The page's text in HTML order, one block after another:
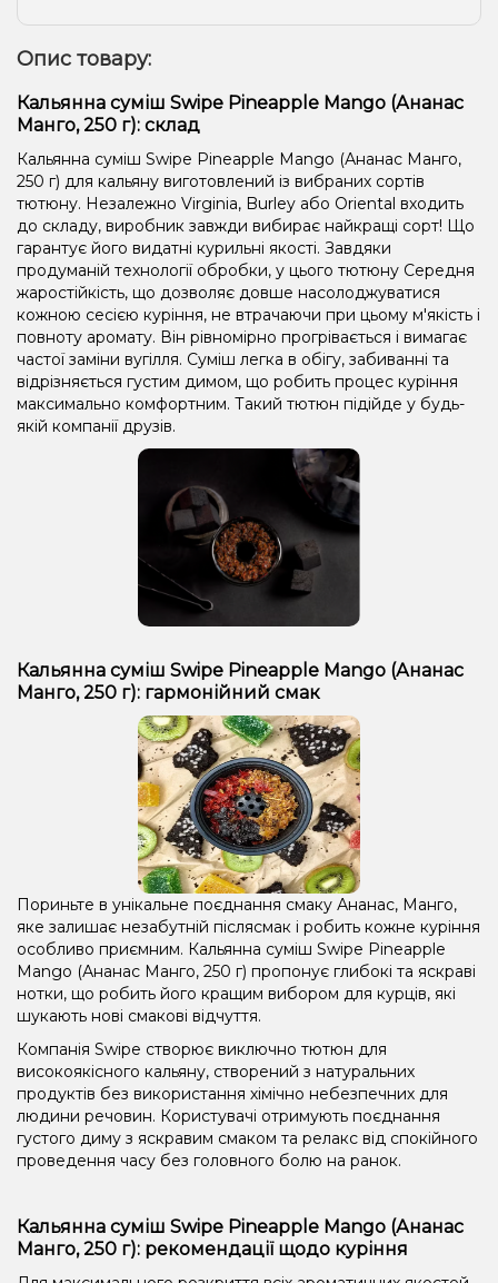
Опис товару:
Кальянна суміш Swipe Pineapple Mango (Ананас
Манго, 250 г): склад
Кальянна суміш Swipe Pineapple Mango (Ананас Манго,
250 г) для кальяну виготовлений із вибраних сортів
тютюну. Незалежно Virginia, Burley або Oriental входить
до складу, виробник завжди вибирає найкращі сорт! Що
гарантує його видатні курильні якості. Завдяки
продуманій технології обробки, у цього тютюну Середня
жаростійкість, що дозволяє довше насолоджуватися
кожною сесією куріння, не втрачаючи при цьому м'якість і
повноту аромату. Він рівномірно прогрівається і вимагає
частої заміни вугілля. Суміш легка в обігу, забиванні та
відрізняється густим димом, що робить процес куріння
максимально комфортним. Такий тютюн підійде у будь-
якій компанії друзів.
Кальянна суміш Swipe Pineapple Mango (Ананас
Манго, 250 г): гармонійний смак
Пориньте в унікальне поєднання смаку Ананас, Манго,
яке залишає незабутній післясмак і робить кожне куріння
особливо приємним. Кальянна суміш Swipe Pineapple
Mango (Ананас Манго, 250 г) пропонує глибокі та яскраві
нотки, що робить його кращим вибором для курців, які
шукають нові смакові відчуття.
Компанія Swipe створює виключно тютюн для
високоякісного кальяну, створений з натуральних
продуктів без використання хімічно небезпечних для
людини речовин. Користувачі отримують поєднання
густого диму з яскравим смаком та релакс від спокійного
проведення часу без головного болю на ранок.
Кальянна суміш Swipe Pineapple Mango (Ананас
Манго, 250 г): рекомендації щодо куріння